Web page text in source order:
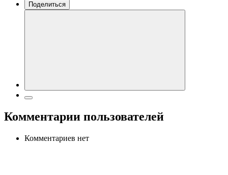
Поделиться
Комментарии пользователей
Комментариев нет